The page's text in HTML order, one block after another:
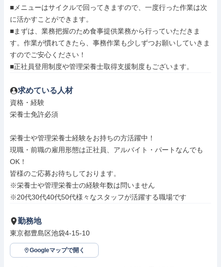
■メニューはサイクルで回ってきますので、一度行った作業は次
に活かすことができます。
■まずは、業務把握のため食事提供業務から行っていただきま
す。作業が慣れてきたら、事務作業も少しずつお願いしていきま
すのでご安心ください！
■正社員登用制度や管理栄養士取得支援制度もございます。
求めている人材
資格・経験
栄養士免許必須
栄養士や管理栄養士経験をお持ちの方活躍中！
現職・前職の雇用形態は正社員、アルバイト・パートなんでも
OK！
皆様のご応募お待ちしております。
※栄養士や管理栄養士の経験年数は問いません
※20代30代40代50代様々なスタッフが活躍する職場です
勤務地
東京都豊島区池袋4-15-10
Googleマップで開く